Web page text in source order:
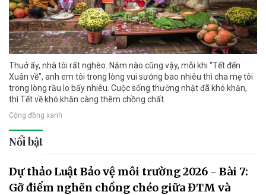
Thuở ấy, nhà tôi rất nghèo. Năm nào cũng vậy, mỗi khi “Tết đến
Xuân về”, anh em tôi trong lòng vui sướng bao nhiêu thì cha mẹ tôi
trong lòng rầu lo bấy nhiêu. Cuộc sống thường nhật đã khó khăn,
thì Tết về khó khăn càng thêm chồng chất.
Cộng đồng xanh
Nổi bật
Dự thảo Luật Bảo vệ môi trường 2026 - Bài 7:
Gỡ điểm nghẽn chồng chéo giữa ĐTM và